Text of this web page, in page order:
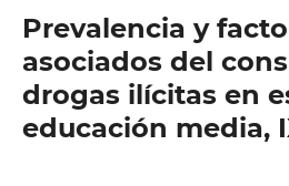
Prevalencia y
asociados del
drogas ilícitas en
educación media,